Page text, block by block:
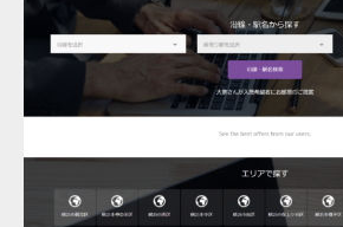
更新日： 2023.03.10
認知症疾患医療センター
詳細 検索サイト
変幻自在、あらゆる業